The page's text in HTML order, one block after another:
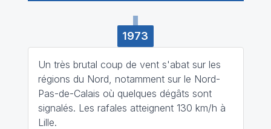
1973
Un très brutal coup de vent s'abat sur les
régions du Nord, notamment sur le Nord-
Pas-de-Calais où quelques dégâts sont
signalés. Les rafales atteignent 130 km/h à
Lille.